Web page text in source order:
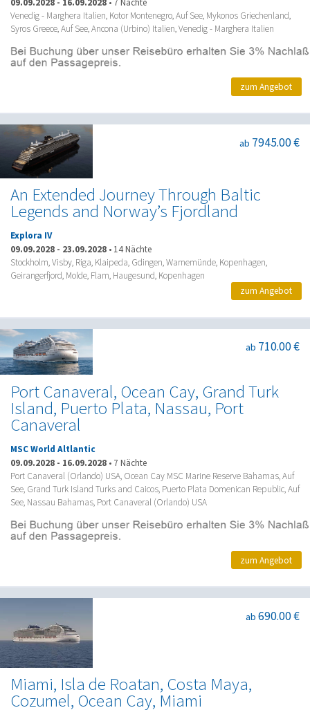
Venedig - Marghera Italien, Kotor Montenegro, Auf See, Mykonos Griechenland,
Syros Greece, Auf See, Ancona (Urbino) Italien, Venedig - Marghera Italien
zum Angebot
An Extended Journey Through Baltic
Legends and Norway’s Fjordland
ab 7945.00 €
Explora IV
09.09.2028 - 23.09.2028 • 14 Nächte
Stockholm, Visby, Riga, Klaipeda, Gdingen, Warnemünde, Kopenhagen,
Geirangerfjord, Molde, Flam, Haugesund, Kopenhagen
zum Angebot
Port Canaveral, Ocean Cay, Grand Turk
Island, Puerto Plata, Nassau, Port
Canaveral
ab 710.00 €
MSC World Altlantic
09.09.2028 - 16.09.2028 • 7 Nächte
Port Canaveral (Orlando) USA, Ocean Cay MSC Marine Reserve Bahamas, Auf
See, Grand Turk Island Turks and Caicos, Puerto Plata Domenican Republic, Auf
See, Nassau Bahamas, Port Canaveral (Orlando) USA
zum Angebot
Miami, Isla de Roatan, Costa Maya,
Cozumel, Ocean Cay, Miami
ab 690.00 €